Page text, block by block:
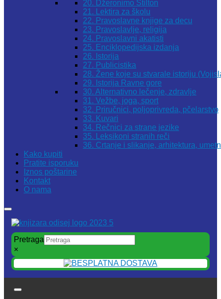
20. Džeronimo Stilton
21. Lektira za školu
22. Pravoslavne knjige za decu
23. Pravoslavlje, religija
24. Pravoslavni akatisti
25. Enciklopedijska izdanja
26. Istorija
27. Publicistika
28. Žene koje su stvarale istoriju
29. Istorija Ravne gore
30. Alternativno lečenje, zdravlje
31. Vežbe, joga, sport
32. Priručnici, poljoprivreda, pčelarstvo
33. Kuvari
34. Rečnici za strane jezike
35. Leksikoni stranih reči
36. Crtanje i slikanje, arhitektura,
Kako kupiti
Pratite isporuku
Iznos poštarine
Kontakt
O nama
Pretraga
×